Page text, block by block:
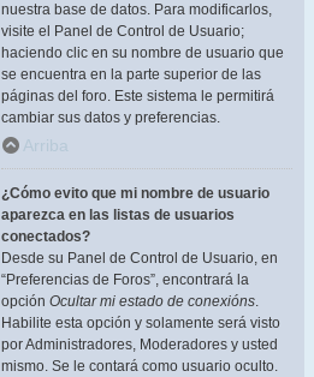
nuestra base de datos. Para modificarlos,
visite el Panel de Control de Usuario;
haciendo clic en su nombre de usuario que
se encuentra en la parte superior de las
páginas del foro. Este sistema le permitirá
cambiar sus datos y preferencias.
Arriba
¿Cómo evito que mi nombre de usuario
aparezca en las listas de usuarios
conectados?
Desde su Panel de Control de Usuario, en
“Preferencias de Foros”, encontrará la
opción Ocultar mi estado de conexións.
Habilite esta opción y solamente será visto
por Administradores, Moderadores y usted
mismo. Se le contará como usuario oculto.